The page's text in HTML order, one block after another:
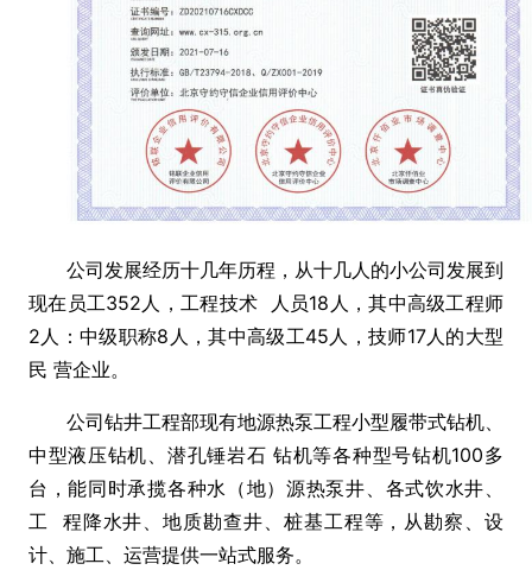
公司发展经历十几年历程，从十几人的小公司发展到
现在员工352人，工程技术 人员18人，其中高级工程师
2人：中级职称8人，其中高级工45人，技师17人的大型
民 营企业。
公司钻井工程部现有地源热泵工程小型履带式钻机、
中型液压钻机、潜孔锤岩石 钻机等各种型号钻机100多
台，能同时承揽各种水（地）源热泵井、各式饮水井、
工 程降水井、地质勘查井、桩基工程等，从勘察、设
计、施工、运营提供一站式服务。